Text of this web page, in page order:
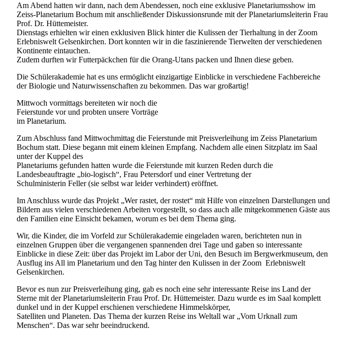
Am Abend hatten wir dann, nach dem Abendessen, noch eine exklusive Planetariumsshow im
Zeiss-Planetarium Bochum mit anschließender Diskussionsrunde mit der Planetariumsleiterin Frau
Prof. Dr. Hüttemeister.
Dienstags erhielten wir einen exklusiven Blick hinter die Kulissen der Tierhaltung in der Zoom
Erlebniswelt Gelsenkirchen. Dort konnten wir in die faszinierende Tierwelten der verschiedenen
Kontinente eintauchen.
Zudem durften wir Futterpäckchen für die Orang-Utans packen und Ihnen diese geben.
Die Schülerakademie hat es uns ermöglicht einzigartige Einblicke in verschiedene Fachbereiche
der Biologie und Naturwissenschaften zu bekommen. Das war großartig!
Mittwoch vormittags bereiteten wir noch die
Feierstunde vor und probten unsere Vorträge
im Planetarium.
Zum Abschluss fand Mittwochmittag die Feierstunde mit Preisverleihung im Zeiss Planetarium
Bochum statt. Diese begann mit einem kleinen Empfang. Nachdem alle einen Sitzplatz im Saal
unter der Kuppel des
Planetariums gefunden hatten wurde die Feierstunde mit kurzen Reden durch die
Landesbeauftragte „bio-logisch“, Frau Petersdorf und einer Vertretung der
Schulministerin Feller (sie selbst war leider verhindert) eröffnet.
Im Anschluss wurde das Projekt „Wer rastet, der rostet“ mit Hilfe von einzelnen Darstellungen und
Bildern aus vielen verschiedenen Arbeiten vorgestellt, so dass auch alle mitgekommenen Gäste aus
den Familien eine Einsicht bekamen, worum es bei dem Thema ging.
Wir, die Kinder, die im Vorfeld zur Schülerakademie eingeladen waren, berichteten nun in
einzelnen Gruppen über die vergangenen spannenden drei Tage und gaben so interessante
Einblicke in diese Zeit: über das Projekt im Labor der Uni, den Besuch im Bergwerkmuseum, den
Ausflug ins All im Planetarium und den Tag hinter den Kulissen in der Zoom Erlebniswelt
Gelsenkirchen.
Bevor es nun zur Preisverleihung ging, gab es noch eine sehr interessante Reise ins Land der
Sterne mit der Planetariumsleiterin Frau Prof. Dr. Hüttemeister. Dazu wurde es im Saal komplett
dunkel und in der Kuppel erschienen verschiedene Himmelskörper,
Satelliten und Planeten. Das Thema der kurzen Reise ins Weltall war „Vom Urknall zum
Menschen“. Das war sehr beeindruckend.